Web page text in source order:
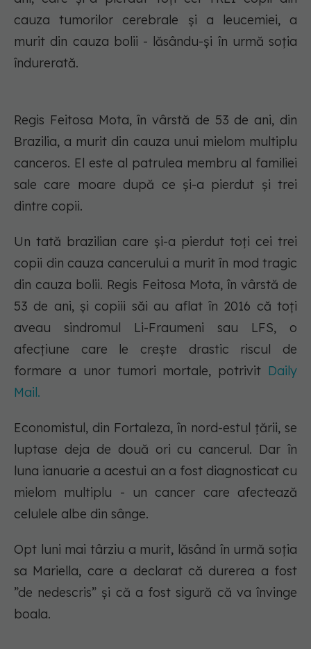
cauza tumorilor cerebrale și a leucemiei, a
murit din cauza bolii - lăsându-și în urmă soția
îndurerată.
Regis Feitosa Mota, în vârstă de 53 de ani, din
Brazilia, a murit din cauza unui mielom multiplu
canceros. El este al patrulea membru al familiei
sale care moare după ce și-a pierdut și trei
dintre copii.
Un tată brazilian care și-a pierdut toți cei trei
copii din cauza cancerului a murit în mod tragic
din cauza bolii. Regis Feitosa Mota, în vârstă de
53 de ani, și copiii săi au aflat în 2016 că toți
aveau sindromul Li-Fraumeni sau LFS, o
afecțiune care le crește drastic riscul de
formare a unor tumori mortale, potrivit Daily
Mail.
Economistul, din Fortaleza, în nord-estul țării, se
luptase deja de două ori cu cancerul. Dar în
luna ianuarie a acestui an a fost diagnosticat cu
mielom multiplu - un cancer care afectează
celulele albe din sânge.
Opt luni mai târziu a murit, lăsând în urmă soția
sa Mariella, care a declarat că durerea a fost
”de nedescris” și că a fost sigură că va învinge
boala.